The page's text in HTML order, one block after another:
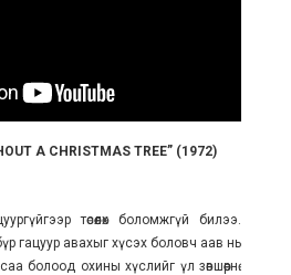
A CHRISTMAS TREE” (1972)
төсөөлөх боломжгүй билээ.
гацуур авахыг хүсэх боловч аав нь
болоод охины хүслийг үл зөвшөөрнө.